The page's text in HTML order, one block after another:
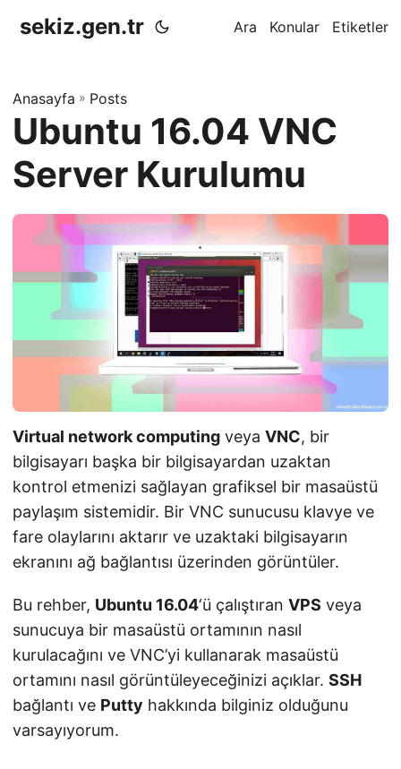
sekiz.gen.tr Ara Konular Etiketler
Anasayfa » Posts
Ubuntu 16.04 VNC
Server Kurulumu
Virtual network computing veya VNC, bir
bilgisayarı başka bir bilgisayardan uzaktan
kontrol etmenizi sağlayan grafiksel bir masaüstü
paylaşım sistemidir. Bir VNC sunucusu klavye ve
fare olaylarını aktarır ve uzaktaki bilgisayarın
ekranını ağ bağlantısı üzerinden görüntüler.
Bu rehber, Ubuntu 16.04‘ü çalıştıran VPS veya
sunucuya bir masaüstü ortamının nasıl
kurulacağını ve VNC’yi kullanarak masaüstü
ortamını nasıl görüntüleyeceğinizi açıklar. SSH
bağlantı ve Putty hakkında bilginiz olduğunu
varsayıyorum.